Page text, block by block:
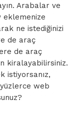
Arabalar ve
eklemenize
ne istediğinizi
de araç
de araç
kiralayabilirsiniz.
istiyorsanız,
web